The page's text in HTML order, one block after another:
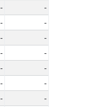
-
-
-
-
-
-
-
-
-
-
-
-
-
-